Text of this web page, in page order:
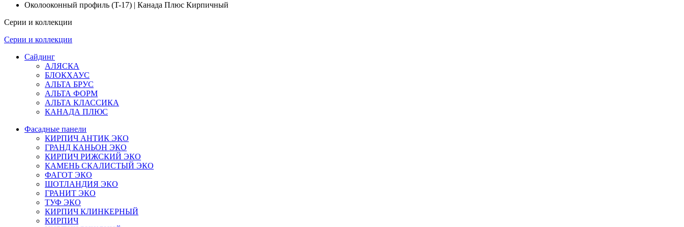
Околооконный профиль (T-17) | Канада Плюс Кирпичный
Серии и коллекции
Серии и коллекции
Сайдинг
АЛЯСКА
БЛОКХАУС
АЛЬТА БРУС
АЛЬТА ФОРМ
АЛЬТА КЛАССИКА
КАНАДА ПЛЮС
Фасадные панели
КИРПИЧ АНТИК ЭКО
ГРАНД КАНЬОН ЭКО
КИРПИЧ РИЖСКИЙ ЭКО
КАМЕНЬ СКАЛИСТЫЙ ЭКО
ФАГОТ ЭКО
ШОТЛАНДИЯ ЭКО
ГРАНИТ ЭКО
ТУФ ЭКО
КИРПИЧ КЛИНКЕРНЫЙ
КИРПИЧ